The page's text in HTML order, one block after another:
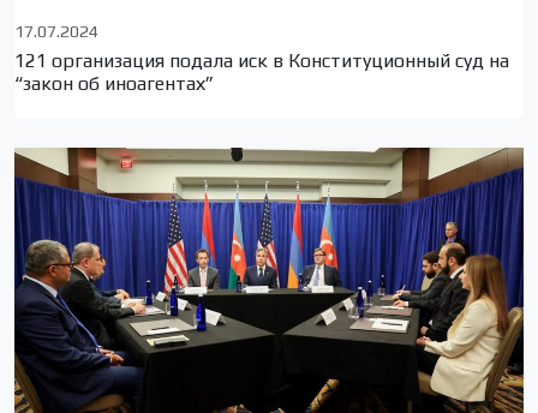
17.07.2024
121 организация подала иск в Конституционный суд на
“закон об иноагентах”